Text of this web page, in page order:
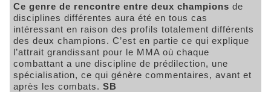
Ce genre de rencontre entre deux champions de
disciplines différentes aura été en tous cas
intéressant en raison des profils totalement différents
des deux champions. C’est en partie ce qui explique
l’attrait grandissant pour le MMA où chaque
combattant a une discipline de prédilection, une
spécialisation, ce qui génère commentaires, avant et
après les combats. SB